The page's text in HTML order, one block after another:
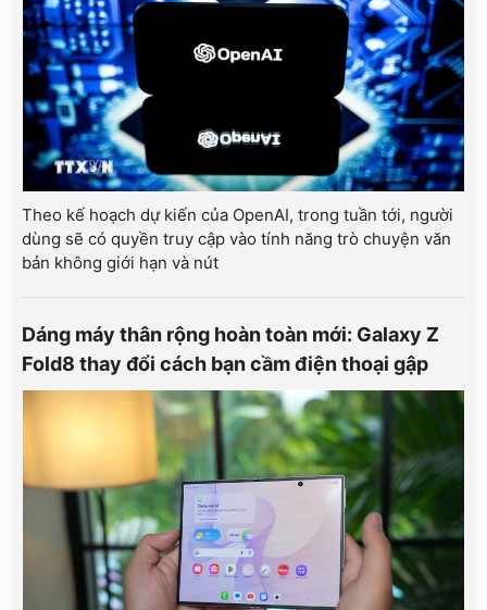
Theo kế hoạch dự kiến của OpenAI, trong tuần tới, người
dùng sẽ có quyền truy cập vào tính năng trò chuyện văn
bản không giới hạn và nút
Dáng máy thân rộng hoàn toàn mới: Galaxy Z
Fold8 thay đổi cách bạn cầm điện thoại gập